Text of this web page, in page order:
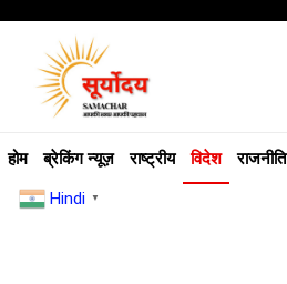
होम ब्रेकिंग न्यूज़ राष्ट्रीय विदेश राजनीति
Hindi ▼